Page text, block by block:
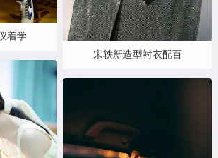
着学
宋轶新造型衬衣配百